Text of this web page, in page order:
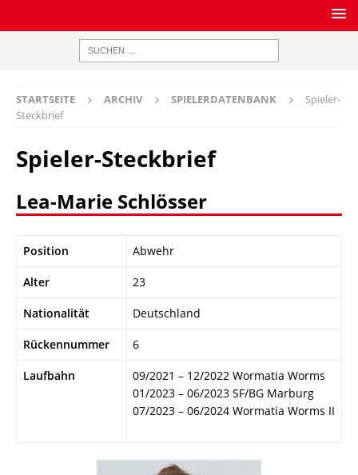
STARTSEITE ARCHIV SPIELERDATENBANK
Spieler-
Steckbrief
Spieler-Steckbrief
Lea-Marie Schlösser
Position Abwehr
Alter 23
Nationalität Deutschland
Rückennummer 6
Laufbahn
09/2021 – 12/2022 Wormatia Worms
01/2023 – 06/2023 SF/BG Marburg
07/2023 – 06/2024 Wormatia Worms II